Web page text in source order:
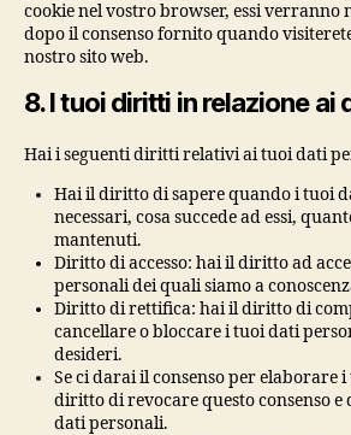
cookie nel vostro browser, essi verranno
dopo il consenso fornito quando
nostro sito web.
8. I tuoi diritti in relazione ai
Hai i seguenti diritti relativi ai tuoi dati
Hai il diritto di sapere quando i tuoi
necessari, cosa succede ad essi,
mantenuti.
Diritto di accesso: hai il diritto ad
personali dei quali siamo a
Diritto di rettifica: hai il diritto di
cancellare o bloccare i tuoi dati
desideri.
Se ci darai il consenso per elaborare
diritto di revocare questo consenso
dati personali.